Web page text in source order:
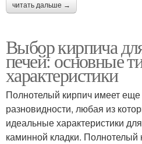
читать дальше →
Выбор кирпича
печей: основные
характеристики
Полнотелый кирпич имеет
разновидности, любая из
идеальные характеристики
каминной кладки. Полнотелый